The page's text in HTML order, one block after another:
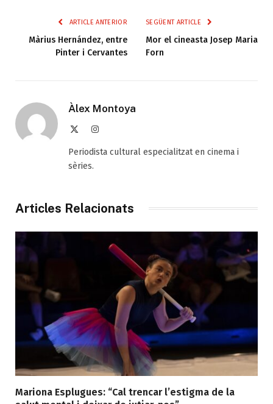
ARTICLE ANTERIOR
Màrius Hernández, entre
Pinter i Cervantes
SEGÜENT ARTICLE
Mor el cineasta Josep Maria
Forn
Àlex Montoya
Instagram
Periodista cultural especialitzat en cinema i
sèries.
Articles Relacionats
Mariona Esplugues: “Cal trencar l’estigma de la